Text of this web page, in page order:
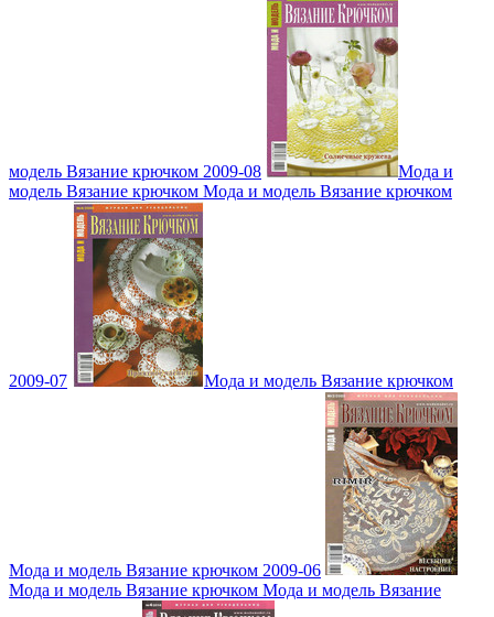
модель Вязание крючком 2009-08
Мода и
модель Вязание крючком Мода и модель Вязание крючком
2009-07 Мода и модель Вязание крючком
Мода и модель Вязание крючком 2009-06
Мода и модель Вязание крючком Мода и модель Вязание